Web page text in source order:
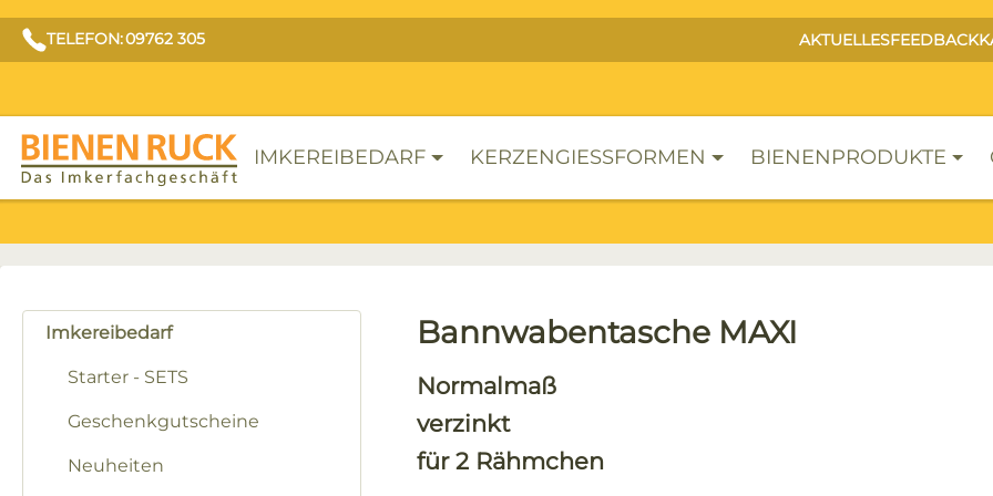
TELEFON: 09762 305 AKTUELLESFEEDBACK
IMKEREIBEDARF KERZENGIESSFORMEN BIENENPRODUKTE
Imkereibedarf
Starter - SETS
Geschenkgutscheine
Neuheiten
Bannwabentasche MAXI
Normalmaß
verzinkt
für 2 Rähmchen